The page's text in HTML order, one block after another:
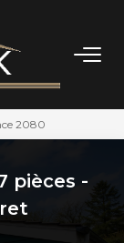
2080
pièces -